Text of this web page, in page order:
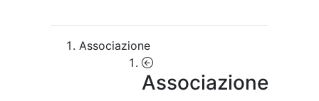
Associazione
Associazione